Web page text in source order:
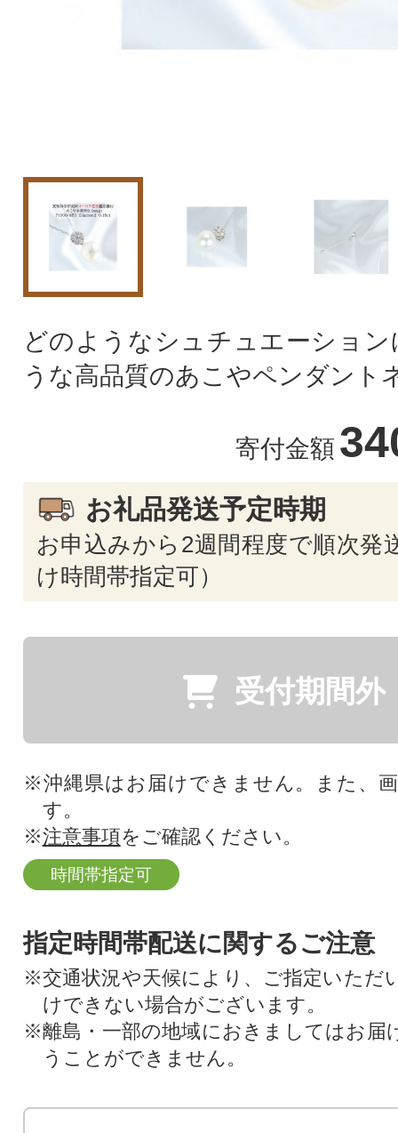
どのようなシュチュエーショ
うな高品質のあこやペンダント
寄付金額
お礼品発送予定時期
お申込みから2週間程度で順次発
け時間帯指定可）
受付期間外
※沖縄県はお届けできません。また、
す。
※注意事項をご確認ください。
時間帯指定可
指定時間帯配送に関するご注意
※交通状況や天候により、ご指定いただ
けできない場合がございます。
※離島・一部の地域におきましてはお届
うことができません。